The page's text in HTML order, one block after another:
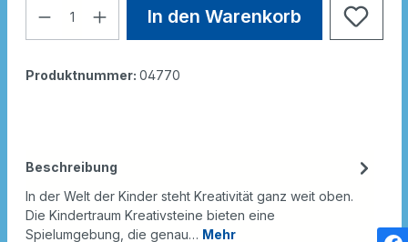
In den Warenkorb
Produktnummer: 04770
Beschreibung
In der Welt der Kinder steht Kreativität ganz weit oben.
Die Kindertraum Kreativsteine bieten eine
Spielumgebung, die genau… Mehr